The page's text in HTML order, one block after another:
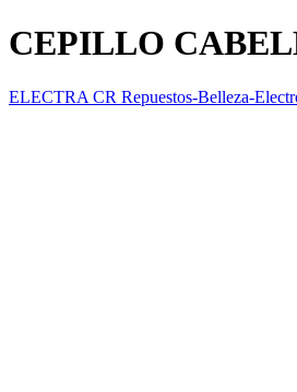
CEPILLO
ELECTRA CR Repuestos-Belleza-